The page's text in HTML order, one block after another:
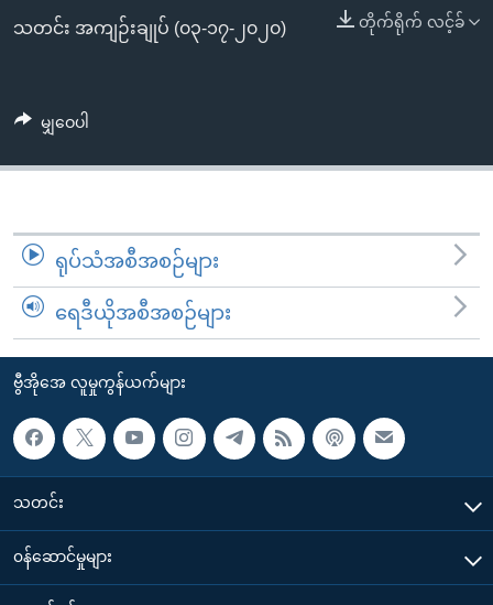
ညွန်း
ကျော်
ကျော်
သုတပဒေသာ အင်္ဂလိပ်စာ
Learning English
တိုက်ရိုက် လင့်ခ်
သတင်း အကျဉ်းချုပ် (၀၃-၁၇-၂၀၂၀)
မျှဝေပါ
ရုပ်သံအစီအစဉ်များ
ရေဒီယိုအစီအစဉ်များ
ဗွီအိုအေ လူမှုကွန်ယက်များ
သတင်း
၀န်ဆောင်မှုများ